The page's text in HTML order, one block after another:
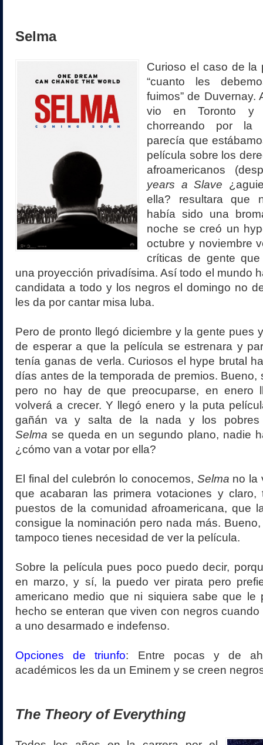
Selma
Curioso el caso de la
“cuanto les
fuimos” de Duvernay.
vio en Toronto y
chorreando por la
parecía que
película sobre los
afroamericanos
years a Slave
ella? resultara que
había sido una
noche se creó un
octubre y noviembre
críticas de gente
una proyección privadísima. Así todo el mundo
candidata a todo y los negros el domingo no
les da por cantar misa luba.
Pero de pronto llegó diciembre y la gente pues
de esperar a que la película se estrenara y
tenía ganas de verla. Curiosos el hype brutal
días antes de la temporada de premios. Bueno,
pero no hay de que preocuparse, en enero
volverá a crecer. Y llegó enero y la puta
gañán va y salta de la nada y los pobres
Selma se queda en un segundo plano, nadie
¿cómo van a votar por ella?
El final del culebrón lo conocemos, Selma no la
que acabaran las primera votaciones y claro,
puestos de la comunidad afroamericana, que
consigue la nominación pero nada más.
tampoco tienes necesidad de ver la película.
Sobre la película pues poco puedo decir,
en marzo, y sí, la puedo ver pirata pero
americano medio que ni siquiera sabe que le
hecho se enteran que viven con negros
a uno desarmado e indefenso.
Opciones de triunfo: Entre pocas y de
académicos les da un Eminem y se creen
The Theory of Everything